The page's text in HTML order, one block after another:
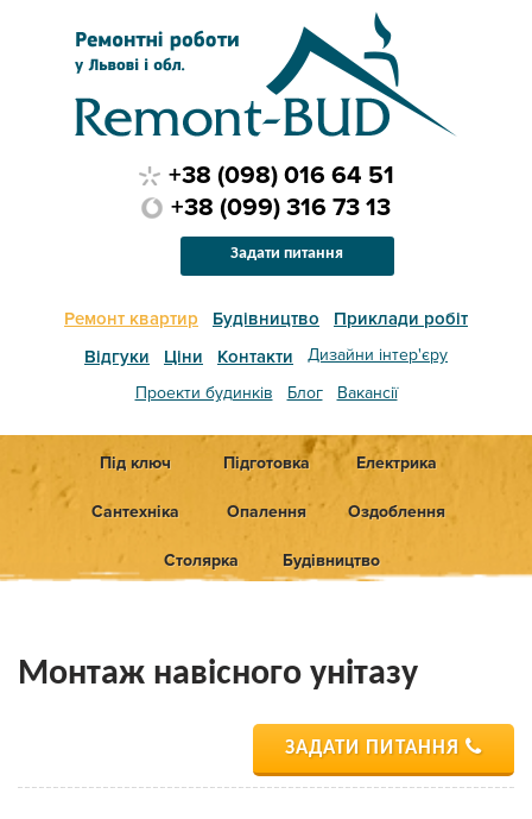
Ремонт квартир Будівництво
Приклади робіт
Відгуки
Ціни Контакти
Дизайни інтер'єру
Проекти будинків
Блог Вакансії
+38 (098) 016 64 51
+38 (099) 316 73 13
Задати питання
Під ключ Підготовка Електрика
Сантехніка Опалення Оздоблення
Столярка Будівництво
Монтаж навісного унітазу
ЗАДАТИ ПИТАННЯ